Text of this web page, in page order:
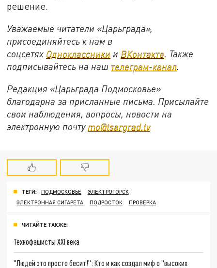
решение.
Уважаемые читатели «Царьграда»,
присоединяйтесь к нам в
соцсетях Одноклассники и ВКонтакте. Также
подписывайтесь на наш телеграм-канал.
Редакция «Царьграда Подмосковье»
благодарна за присланные письма. Присылайте
свои наблюдения, вопросы, новости на
электронную почту mo@tsargrad.tv
ТЕГИ: ПОДМОСКОВЬЕ
ЭЛЕКТРОГОРСК
ЭЛЕКТРОННАЯ СИГАРЕТА
ПОДРОСТОК ПРОВЕРКА
ЧИТАЙТЕ ТАКЖЕ:
Технофашисты XXI века
"Людей это просто бесит!": Кто и как создал миф о "высоких